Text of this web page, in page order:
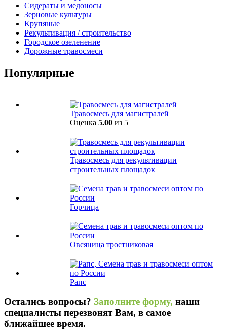
Сидераты и медоносы
Зерновые культуры
Крупяные
Рекультивация / строительство
Городское озеленение
Дорожные травосмеси
Популярные
Травосмесь для магистралей
Оценка 5.00 из 5
Травосмесь для рекультивации
строительных площадок
Горчица
Овсяница тростниковая
Рапс
Остались вопросы? Заполните форму, наши
специалисты перезвонят Вам, в самое
ближайшее время.